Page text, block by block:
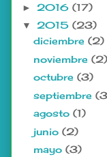
► 2016 (17)
▼ 2015 (23)
diciembre (2)
noviembre (2)
octubre (3)
septiembre
agosto (1)
junio (2)
mayo (3)